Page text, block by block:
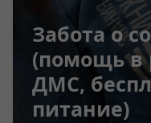
Забота о
(помощь в
ДМС,
питание)